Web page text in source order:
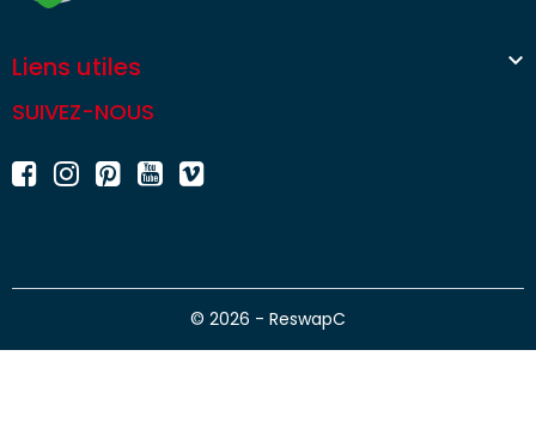
Liens utiles 
SUIVEZ-NOUS
© 2026 - ReswapC